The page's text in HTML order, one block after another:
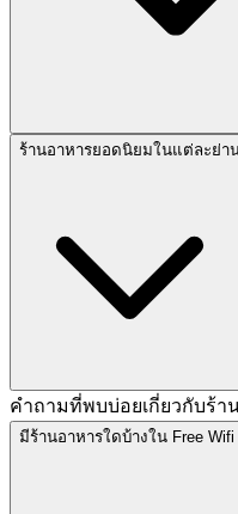
ร้านอาหารยอดนิยมในแต่ละย่า
คำถามที่พบบ่อยเกี่ยวกับร้
มีร้านอาหารใดบ้างใน Free